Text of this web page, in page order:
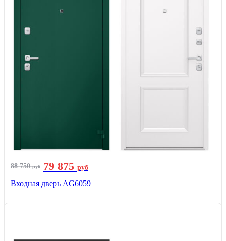
88 750руб 79 875 руб
Входная дверь AG6059